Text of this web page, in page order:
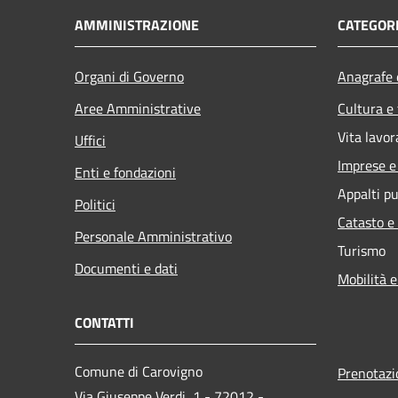
AMMINISTRAZIONE
Organi di Governo
Aree Amministrative
Uffici
Enti e fondazioni
Politici
Personale Amministrativo
Documenti e dati
Cultura
Vita
Imprese
Appalti
Catasto
Turismo
Mobilità
CONTATTI
Comune di Carovigno